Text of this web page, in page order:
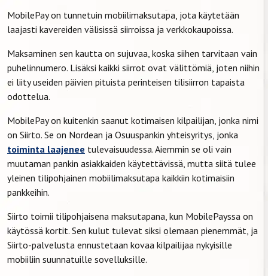
MobilePay on tunnetuin mobiilimaksutapa, jota käytetään
laajasti kavereiden välisissä siirroissa ja verkkokaupoissa.
Maksaminen sen kautta on sujuvaa, koska siihen tarvitaan vain
puhelinnumero. Lisäksi kaikki siirrot ovat välittömiä, joten niihin
ei liity useiden päivien pituista perinteisen tilisiirron tapaista
odottelua.
MobilePay on kuitenkin saanut kotimaisen kilpailijan, jonka nimi
on Siirto. Se on Nordean ja Osuuspankin yhteisyritys, jonka
toiminta laajenee tulevaisuudessa. Aiemmin se oli vain
muutaman pankin asiakkaiden käytettävissä, mutta siitä tulee
yleinen tilipohjainen mobiilimaksutapa kaikkiin kotimaisiin
pankkeihin.
Siirto toimii tilipohjaisena maksutapana, kun MobilePayssa on
käytössä kortit. Sen kulut tulevat siksi olemaan pienemmät, ja
Siirto-palvelusta ennustetaan kovaa kilpailijaa nykyisille
mobiiliin suunnatuille sovelluksille.